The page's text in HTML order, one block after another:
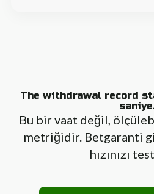
The withdrawal record
Bu bir vaat değil,
metriğidir. Betgaranti
hızınızı